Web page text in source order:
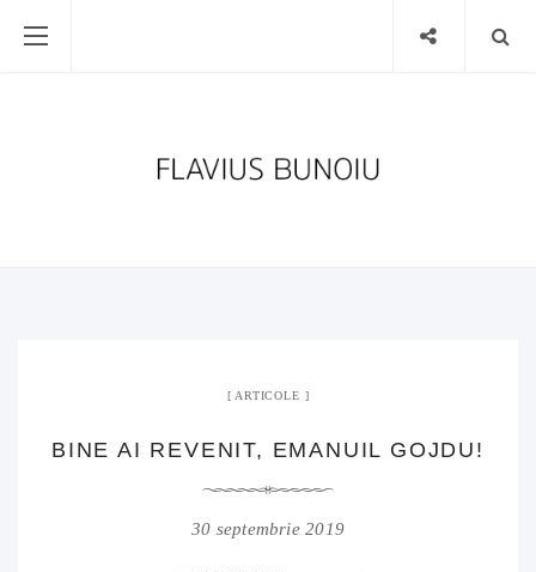
ARTICOLE
BINE AI REVENIT, EMANUIL GOJDU!
30 septembrie 2019